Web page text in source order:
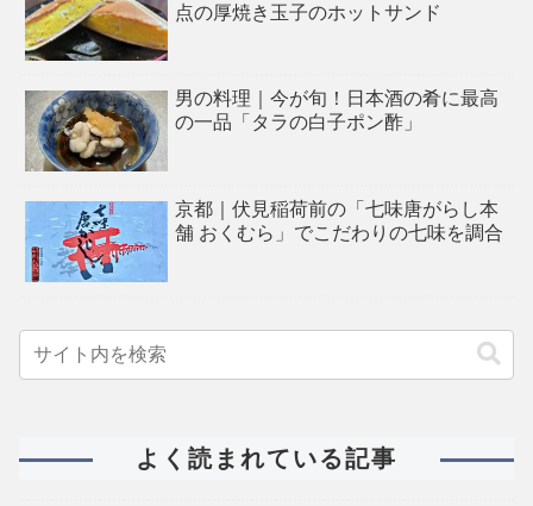
点の厚焼き玉子のホットサンド
男の料理｜今が旬！日本酒の肴に最高
の一品「タラの白子ポン酢」
京都｜伏見稲荷前の「七味唐がらし本
舗 おくむら」でこだわりの七味を調合
よく読まれている記事